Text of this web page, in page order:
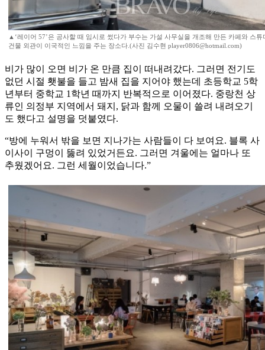
▲‘레이어 57’은 공사할 때 임시로 썼다가 부수는 가설 사무실을 개조해 만든 카페와 스
건물 외관이 이국적인 느낌을 주는 장소다.(사진 김수현 player0806@hotmail.com)
비가 많이 오면 비가 온 만큼 집이 떠내려갔다. 그러면 전기도
없던 시절 횃불을 들고 밤새 집을 지어야 했는데 초등학교 5학
년부터 중학교 1학년 때까지 반복적으로 이어졌다. 중랑천 상
류인 의정부 지역에서 돼지, 닭과 함께 오물이 쓸려 내려오기
도 했다고 설명을 덧붙였다.
“방에 누워서 밖을 보면 지나가는 사람들이 다 보여요. 블록 사
이사이 구멍이 뚫려 있었거든요. 그러면 겨울에는 얼마나 또
추웠겠어요. 그런 세월이었습니다.”